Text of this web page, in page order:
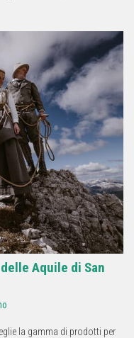
Aquile di San
la gamma di prodotti per